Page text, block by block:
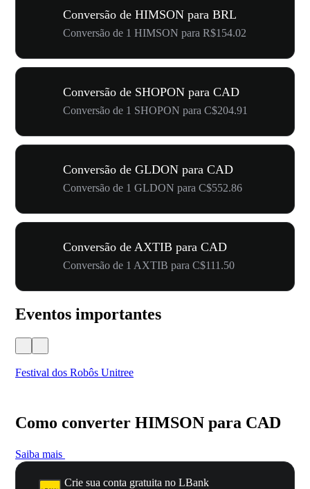
Conversão de HIMSON para BRL
Conversão de 1 HIMSON para R$154.02
Conversão de SHOPON para CAD
Conversão de 1 SHOPON para C$204.91
Conversão de GLDON para CAD
Conversão de 1 GLDON para C$552.86
Conversão de AXTIB para CAD
Conversão de 1 AXTIB para C$111.50
Eventos importantes
Festival dos Robôs Unitree
Como converter HIMSON para CAD
Saiba mais
Crie sua conta gratuita no LBank